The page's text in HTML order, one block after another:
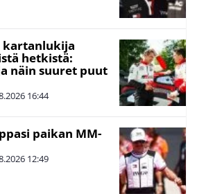
kartanlukija
hetkistä:
näin suuret puut
16:44
paikan MM-
12:49